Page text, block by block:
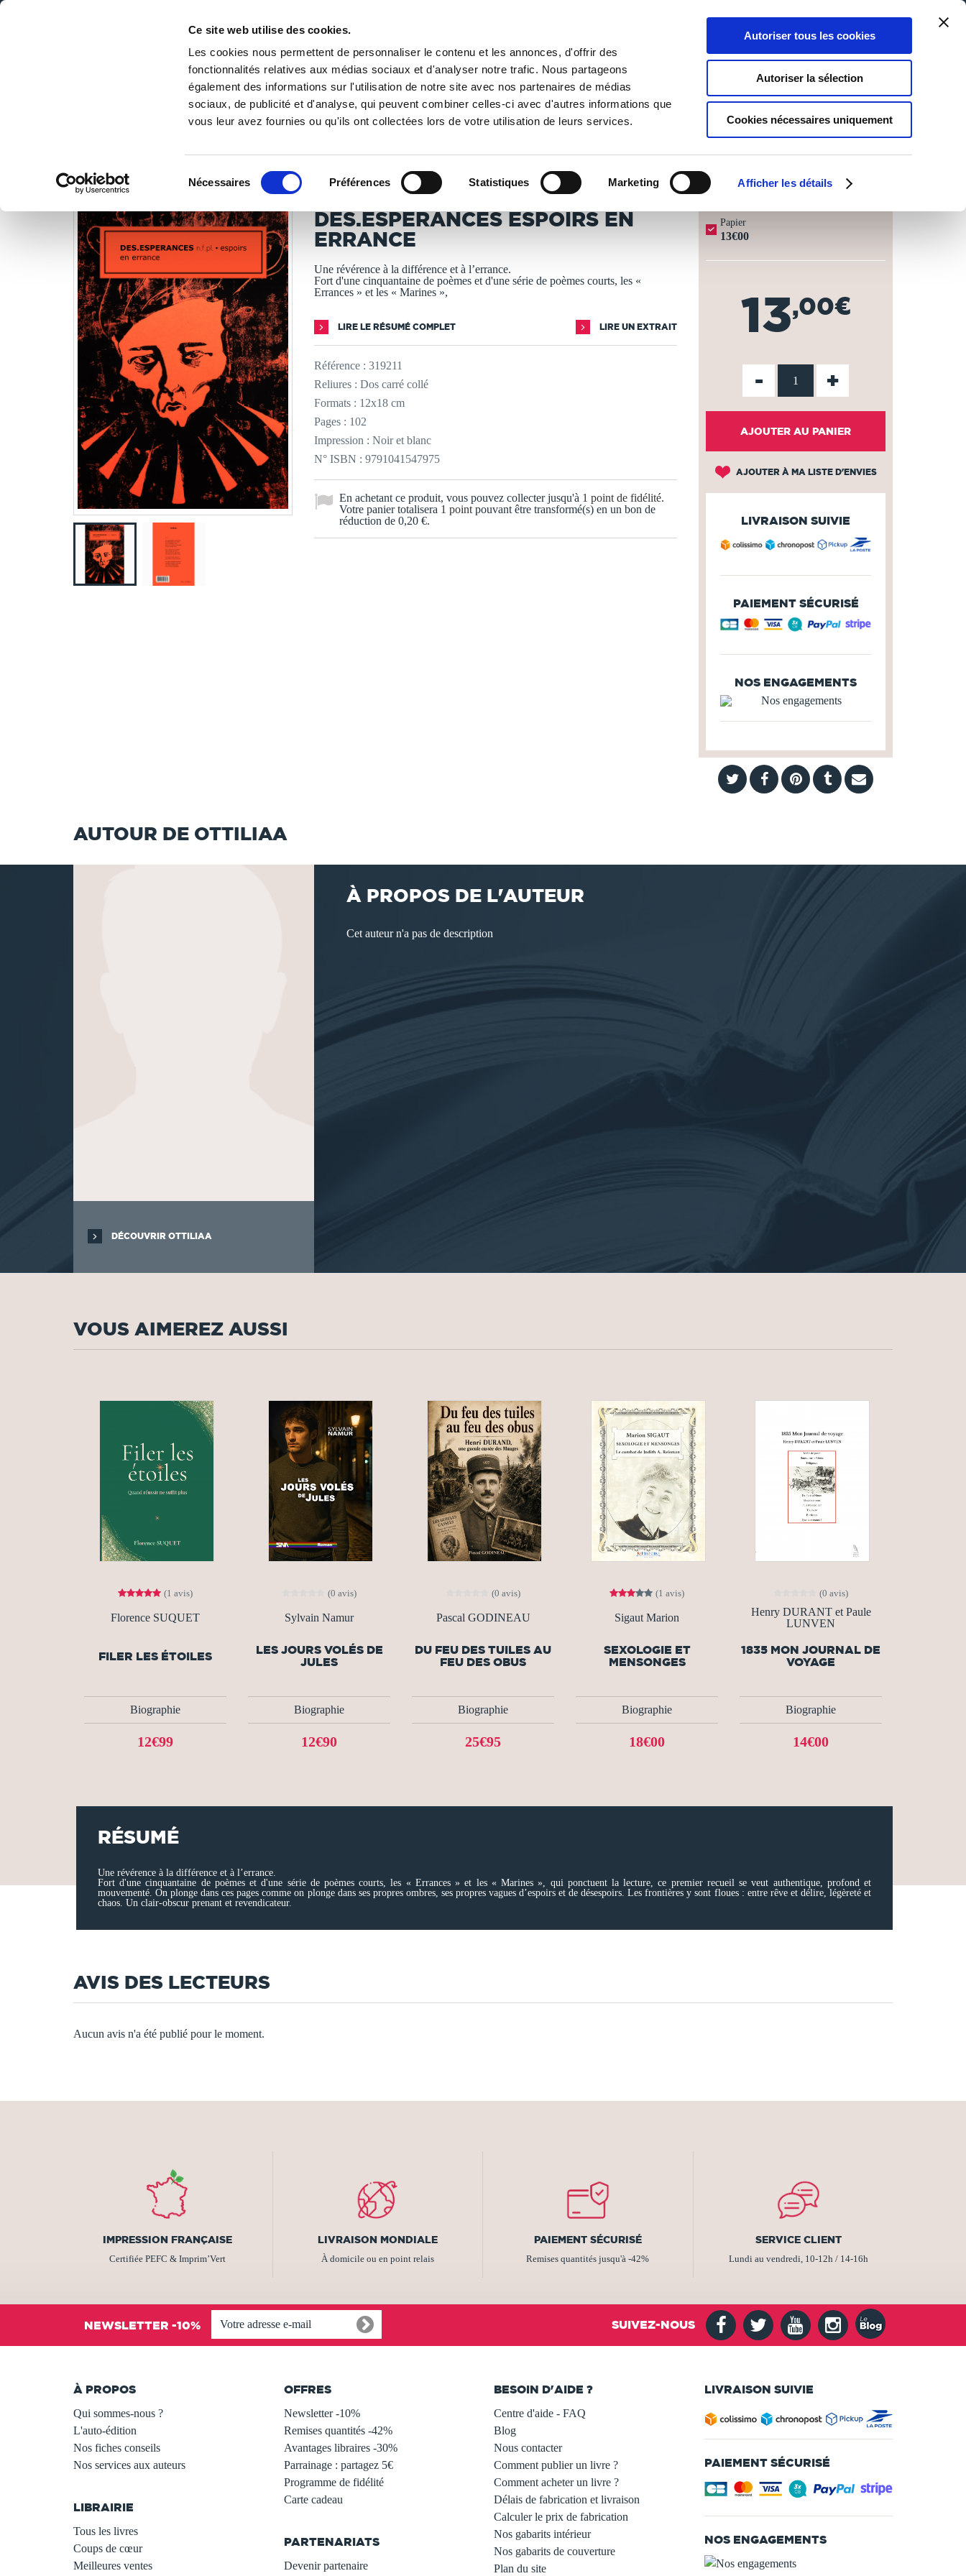
Ce site web utilise des cookies.
Les cookies nous permettent de personnaliser le contenu et les annonces, d'offrir des
fonctionnalités relatives aux médias sociaux et d'analyser notre trafic. Nous partageons
également des informations sur l'utilisation de notre site avec nos partenaires de médias
sociaux, de publicité et d'analyse, qui peuvent combiner celles-ci avec d'autres informations que
vous leur avez fournies ou qu'ils ont collectées lors de votre utilisation de leurs services.
Nécessaires Préférences Statistiques Marketing Afficher les détails
Autoriser tous les cookies
Autoriser la sélection
Cookies nécessaires uniquement
DE LA PAGE BLANCHE... AU BEST SELLER
0
Panier
0
Ma liste
Connexion
PUBLIER UN LIVRE LIBRAIRIE
/ Littérature / Poésies / DES.ESPERANCES espoirs en errance
LES LIVRES SONT IMPRIMÉS À LA DEMANDE - DÉLAI ACTUEL : 3 À 5 JOURS OUVRÉS ⏱️
DES.ESPERANCES ESPOIRS EN
ERRANCE
Une révérence à la différence et à l’errance.
Fort d'une cinquantaine de poèmes et d'une série de poèmes courts, les «
Errances » et les « Marines »,
LIRE LE RÉSUMÉ COMPLET LIRE UN EXTRAIT
Référence : 319211
Reliures : Dos carré collé
Formats : 12x18 cm
Pages : 102
Impression : Noir et blanc
N° ISBN : 9791041547975
En achetant ce produit, vous pouvez collecter jusqu'à 1 point de fidélité.
Votre panier totalisera 1 point pouvant être transformé(s) en un bon de
réduction de 0,20 €.
Papier
13€00
13,00€
- +
AJOUTER AU PANIER
AJOUTER À MA LISTE D'ENVIES
LIVRAISON SUIVIE
PAIEMENT SÉCURISÉ
NOS ENGAGEMENTS
AUTOUR DE OTTILIAA
DÉCOUVRIR OTTILIAA
À PROPOS DE L'AUTEUR
Cet auteur n'a pas de description
VOUS AIMEREZ AUSSI
(1 avis)
Florence SUQUET
FILER LES ÉTOILES
Biographie
12€99
(0 avis)
Sylvain Namur
LES JOURS VOLÉS DE
JULES
Biographie
12€90
(0 avis)
Pascal GODINEAU
DU FEU DES TUILES AU
FEU DES OBUS
Biographie
25€95
(1 avis)
Sigaut Marion
SEXOLOGIE ET
MENSONGES
Biographie
18€00
(0 avis)
Henry DURANT et Paule
LUNVEN
1835 MON JOURNAL DE
VOYAGE
Biographie
14€00
RÉSUMÉ
Une révérence à la différence et à l’errance.
Fort d'une cinquantaine de poèmes et d'une série de poèmes courts, les « Errances » et les « Marines », qui ponctuent la lecture, ce premier recueil se veut authentique, profond et
mouvementé. On plonge dans ces pages comme on plonge dans ses propres ombres, ses propres vagues d’espoirs et de désespoirs. Les frontières y sont floues : entre rêve et délire, légèreté et
chaos. Un clair-obscur prenant et revendicateur.
AVIS DES LECTEURS
Aucun avis n'a été publié pour le moment.
IMPRESSION FRANÇAISE
Certifiée PEFC & Imprim’Vert
LIVRAISON MONDIALE
À domicile ou en point relais
PAIEMENT SÉCURISÉ
Remises quantités jusqu'à -42%
SERVICE CLIENT
Lundi au vendredi, 10-12h / 14-16h
NEWSLETTER -10% SUIVEZ-NOUS
À PROPOS
Qui sommes-nous ?
L'auto-édition
Nos fiches conseils
Nos services aux auteurs
LIBRAIRIE
Tous les livres
Coups de cœur
Meilleures ventes
OFFRES
Newsletter -10%
Remises quantités -42%
Avantages libraires -30%
Parrainage : partagez 5€
Programme de fidélité
Carte cadeau
PARTENARIATS
Devenir partenaire
BESOIN D'AIDE ?
Centre d'aide - FAQ
Blog
Nous contacter
Comment publier un livre ?
Comment acheter un livre ?
Délais de fabrication et livraison
Calculer le prix de fabrication
Nos gabarits intérieur
Nos gabarits de couverture
Plan du site
LIVRAISON SUIVIE
PAIEMENT SÉCURISÉ
NOS ENGAGEMENTS